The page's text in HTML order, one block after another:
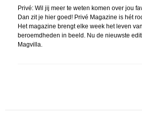
Privé: Wil jij meer te weten komen over jou
Dan zit je hier goed! Privé Magazine is hét
Het magazine brengt elke week het leven
beroemdheden in beeld. Nu de nieuwste
Magvilla.